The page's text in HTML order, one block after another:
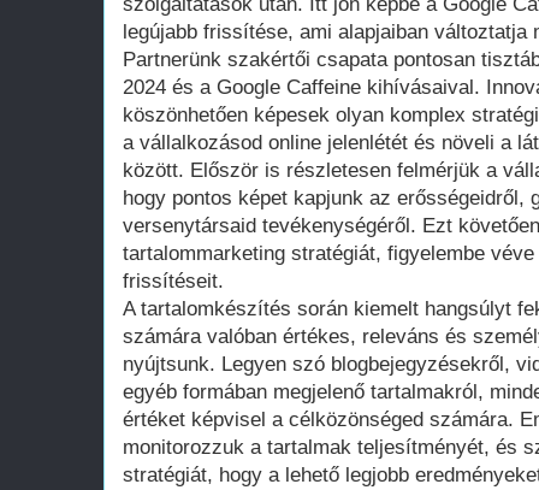
legújabb frissítése, ami alapjaiban változtatja
Partnerünk szakértői csapata pontosan
2024 és a Google Caffeine kihívásaival.
köszönhetően képesek olyan komplex
a vállalkozásod online jelenlétét és növeli a
között. Először is részletesen felmérjük a
hogy pontos képet kapjunk az erősségeidről,
versenytársaid tevékenységéről. Ezt
tartalommarketing stratégiát, figyelembe
frissítéseit.
A tartalomkészítés során kiemelt hangsúlyt
számára valóban értékes, releváns és
nyújtsunk. Legyen szó blogbejegyzésekről,
egyéb formában megjelenő tartalmakról,
értéket képvisel a célközönséged számára.
monitorozzuk a tartalmak teljesítményét, és
stratégiát, hogy a lehető legjobb